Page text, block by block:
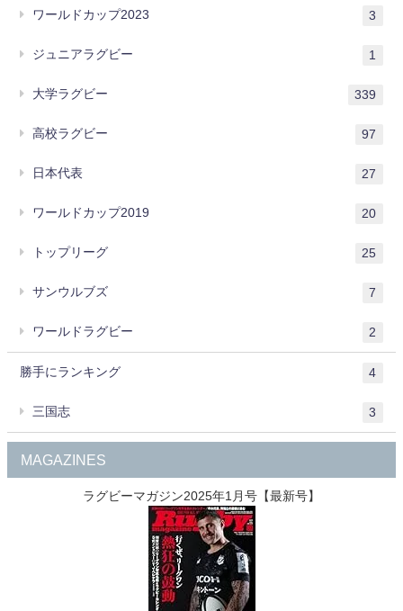
ワールドカップ2023 3
ジュニアラグビー 1
大学ラグビー 339
高校ラグビー 97
日本代表 27
ワールドカップ2019 20
トップリーグ 25
サンウルブズ 7
ワールドラグビー 2
勝手にランキング 4
三国志 3
MAGAZINES
ラグビーマガジン2025年1月号【最新号】